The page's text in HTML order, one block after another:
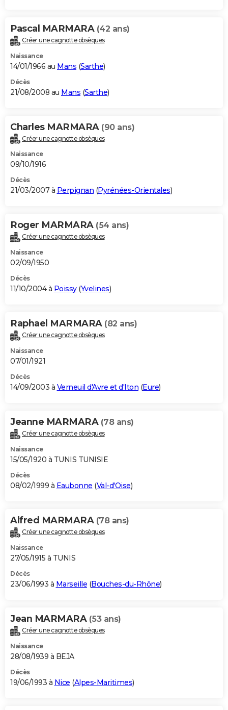
Pascal MARMARA (42 ans)
Créer une cagnotte obsèques
Naissance
14/01/1966 au Mans (Sarthe)
Décès
21/08/2008 au Mans (Sarthe)
Charles MARMARA (90 ans)
Créer une cagnotte obsèques
Naissance
09/10/1916
Décès
21/03/2007 à Perpignan (Pyrénées-Orientales)
Roger MARMARA (54 ans)
Créer une cagnotte obsèques
Naissance
02/09/1950
Décès
11/10/2004 à Poissy(Yvelines)
Raphael MARMARA (82 ans)
Créer une cagnotte obsèques
Naissance
07/01/1921
Décès
14/09/2003 à Verneuil d'Avre et d'Iton (Eure)
Jeanne MARMARA (78 ans)
Créer une cagnotte obsèques
Naissance
15/05/1920 à TUNIS TUNISIE
Décès
08/02/1999 à Eaubonne (Val-d'Oise)
Alfred MARMARA (78 ans)
Créer une cagnotte obsèques
Naissance
27/05/1915 à TUNIS
Décès
23/06/1993 à Marseille (Bouches-du-Rhône)
Jean MARMARA (53 ans)
Créer une cagnotte obsèques
Naissance
28/08/1939 à BEJA
Décès
19/06/1993 à Nice (Alpes-Maritimes)